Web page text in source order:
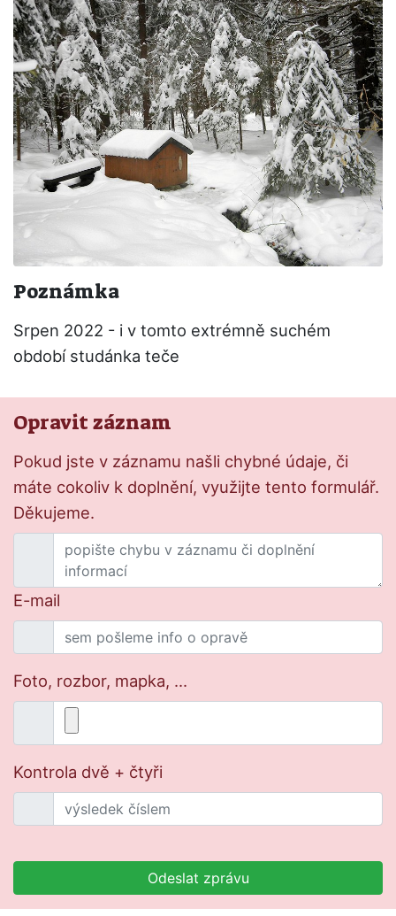
Poznámka
Srpen 2022 - i v tomto extrémně suchém
období studánka teče
Opravit záznam
Pokud jste v záznamu našli chybné údaje, či
máte cokoliv k doplnění, využijte tento formulář.
Děkujeme.
E-mail
Foto, rozbor, mapka, ...
Kontrola dvě + čtyři
Odeslat zprávu